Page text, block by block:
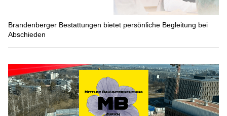
Brandenberger Bestattungen bietet persönliche Begleitung bei
Abschieden